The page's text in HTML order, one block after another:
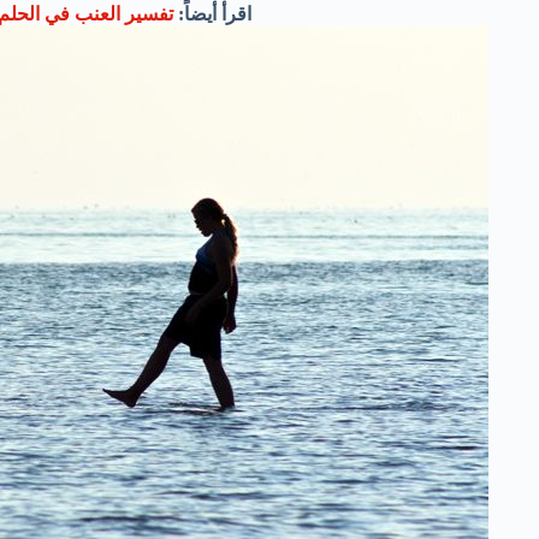
اقرأ أيضاً:تفسير العنب في الحلم ١٢ رؤية مُبشرة